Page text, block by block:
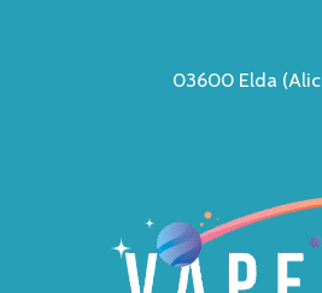
03600 Elda